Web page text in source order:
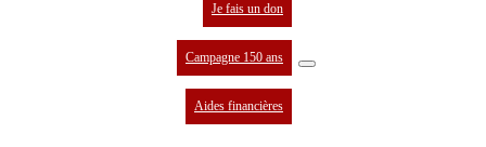
Je fais un don
Campagne 150 ans
Aides financières